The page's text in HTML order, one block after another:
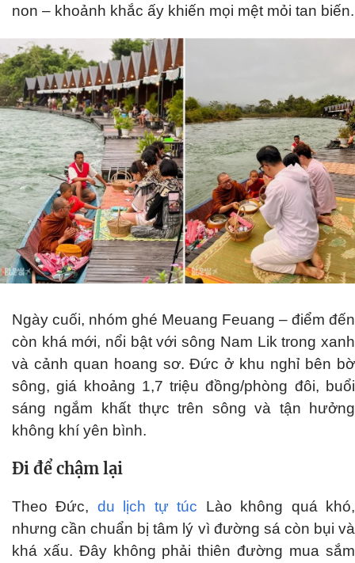
non – khoảnh khắc ấy khiến mọi mệt mỏi tan biến.
Ngày cuối, nhóm ghé Meuang Feuang – điểm đến
còn khá mới, nổi bật với sông Nam Lik trong xanh
và cảnh quan hoang sơ. Đức ở khu nghỉ bên bờ
sông, giá khoảng 1,7 triệu đồng/phòng đôi, buổi
sáng ngắm khất thực trên sông và tận hưởng
không khí yên bình.
Đi để chậm lại
Theo Đức, du lịch tự túc Lào không quá khó,
nhưng cần chuẩn bị tâm lý vì đường sá còn bụi và
khá xấu. Đây không phải thiên đường mua sắm